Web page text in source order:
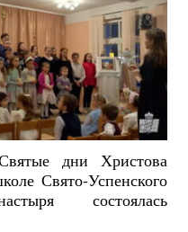
дни Христова
Свято-Успенского
состоялась